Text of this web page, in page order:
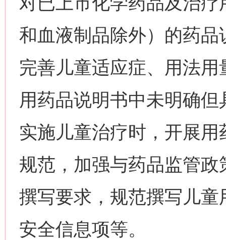
和血液制品除外）的药
完善儿童适应症、用法
用药品说明书中未明确
实施儿童治疗时，开展
规范，加强与药品监管
撰写要求，规范撰写儿
安全信息项等。